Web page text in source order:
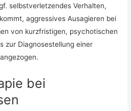
selbstverletzendes Verhalten,
aggressives Ausagieren bei
von kurzfristigen, psychotischen
zur Diagnosestellung einer
bei